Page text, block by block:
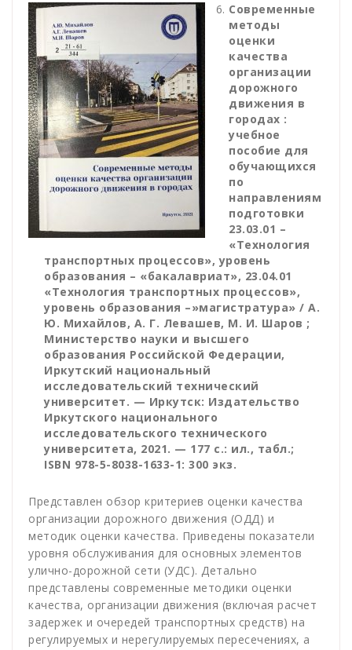
Современные
методы
оценки
качества
организации
дорожного
движения в
городах :
учебное
пособие для
обучающихся
по
направлениям
подготовки
23.03.01 –
«Технология
транспортных процессов», уровень
образования – «бакалавриат», 23.04.01
«Технология транспортных процессов»,
уровень образования –»магистратура» / А.
Ю. Михайлов, А. Г. Левашев, М. И. Шаров ;
Министерство науки и высшего
образования Российской Федерации,
Иркутский национальный
исследовательский технический
университет. — Иркутск: Издательство
Иркутского национального
исследовательского технического
университета, 2021. — 177 с.: ил., табл.;
ISBN 978-5-8038-1633-1: 300 экз.
Представлен обзор критериев оценки качества
организации дорожного движения (ОДД) и
методик оценки качества. Приведены показатели
уровня обслуживания для основных элементов
улично-дорожной сети (УДС). Детально
представлены современные методики оценки
качества, организации движения (включая расчет
задержек и очередей транспортных средств) на
регулируемых и нерегулируемых пересечениях, а